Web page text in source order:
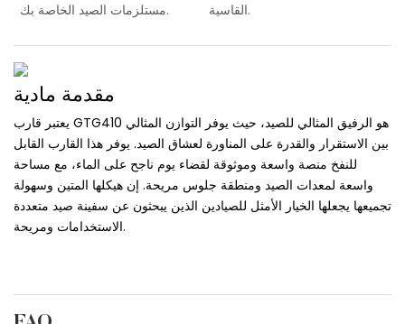
مستلزمات الصيد الخاصة بك.
القاسية.
مقدمة مادية
يعتبر قارب GTG410 هو الرفيق المثالي للصيد، حيث يوفر التوازن المثالي
بين الاستقرار والقدرة على المناورة لعشاق الصيد. يوفر هذا القارب القابل
للنفخ منصة واسعة وموثوقة لقضاء يوم ناجح على الماء، مع مساحة
واسعة لمعدات الصيد ومنطقة جلوس مريحة. إن هيكلها المتين وسهولة
تجميعها يجعلها الخيار الأمثل للصيادين الذين يبحثون عن سفينة صيد متعددة
الاستخدامات ومريحة.